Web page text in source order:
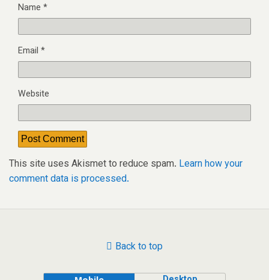
Name *
Email *
Website
This site uses Akismet to reduce spam. Learn how your
comment data is processed.
Back to top